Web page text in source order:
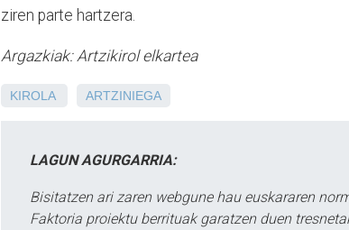
ziren parte hartzera.
Argazkiak: Artzikirol elkartea
KIROLA ARTZINIEGA
LAGUN AGURGARRIA:
Bisitatzen ari zaren webgune hau euskararen
Faktoria proiektu berrituak garatzen duen